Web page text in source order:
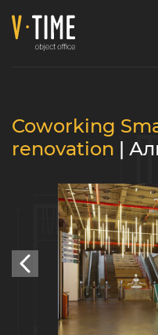
Coworking
renovation |